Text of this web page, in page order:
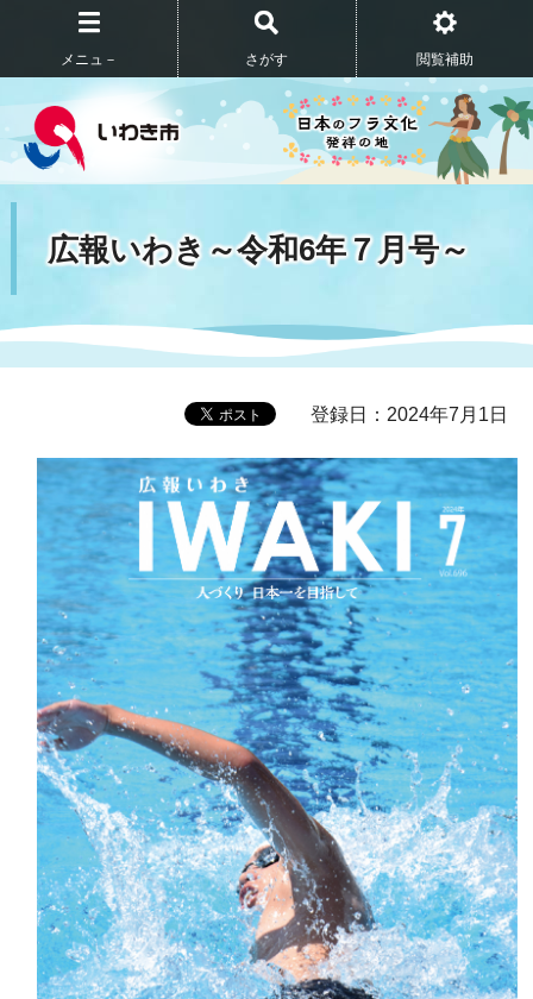
メニュ－ さがす 閲覧補助
広報いわき～令和6年７月号～
登録日：2024年7月1日